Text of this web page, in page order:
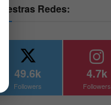
Nuestras Redes:
49.6k
Followers
4.7k
Followers